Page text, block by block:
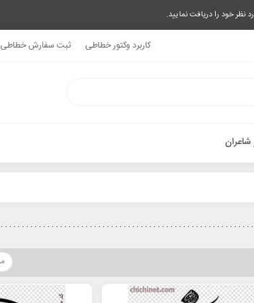
کاربرد وکتور خطاطی ثبت سفارش خطاطی
شاعران